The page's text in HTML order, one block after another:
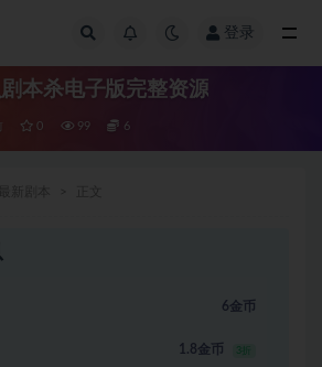
登录
剧本杀电子版完整资源
0 99 6
6金币
1.8金币 3折